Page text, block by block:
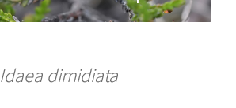
Idaea dimidiata